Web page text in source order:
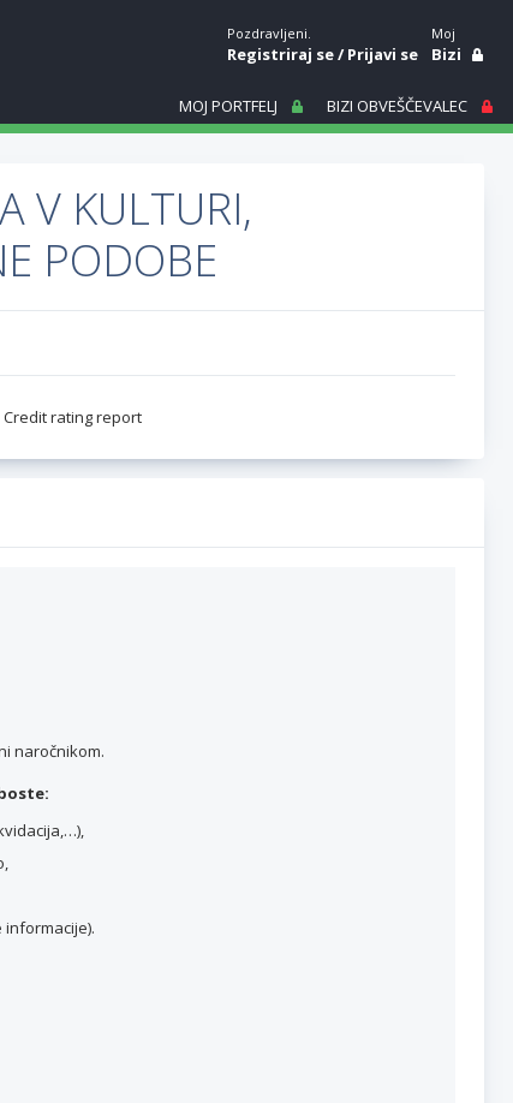
Pozdravljeni.
Registriraj se/Prijavi se
Moj
Bizi
MOJ PORTFELJ BIZI OBVEŠČEVALEC
V KULTURI,
PODOBE
Credit rating report
naročnikom.